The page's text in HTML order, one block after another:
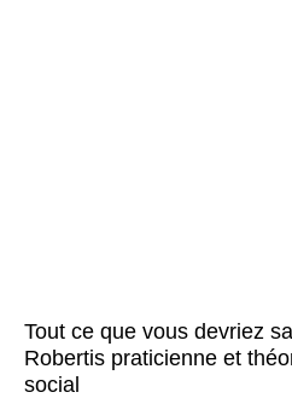
Tout ce que vous devriez
Robertis praticienne et
social